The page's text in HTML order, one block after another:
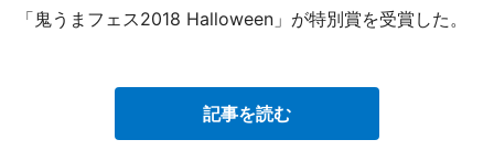
「鬼うまフェス2018 Halloween」が特別賞を受賞した。
記事を読む